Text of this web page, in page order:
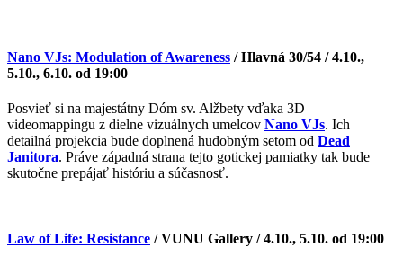
Nano VJs: Modulation of Awareness / Hlavná 30/54 / 4.10.,
5.10., 6.10. od 19:00
Posvieť si na majestátny Dóm sv. Alžbety vďaka 3D
videomappingu z dielne vizuálnych umelcov Nano VJs. Ich
detailná projekcia bude doplnená hudobným setom od Dead
Janitora. Práve západná strana tejto gotickej pamiatky tak bude
skutočne prepájať históriu a súčasnosť.
Law of Life: Resistance / VUNU Gallery / 4.10., 5.10. od 19:00